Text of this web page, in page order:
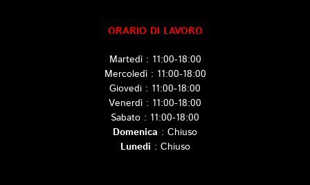
ORARIO DI LAVORO
Martedì: 11:00-18:00
Mercoledì: 11:00-18:00
Giovedi : 11:00-18:00
Venerdì : 11:00-18:00
Sabato : 11:00-18:00
Domenica : Chiuso
Lunedi : Chiuso